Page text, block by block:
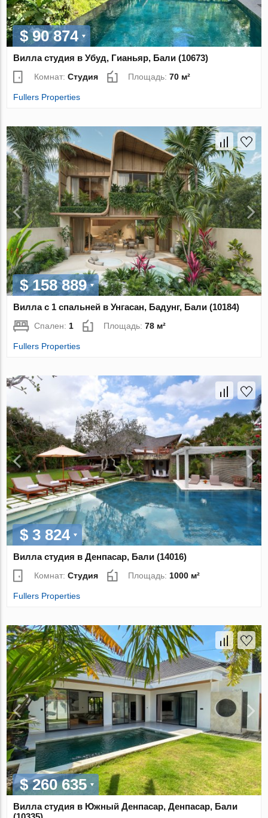
$ 90 874
Вилла студия в Убуд, Гианьяр, Бали (10673)
Комнат:Студия Площадь:70 м²
Fullers Properties
$ 158 889
Вилла с 1 спальней в Унгасан, Бадунг, Бали (10184)
Спален:1 Площадь:78 м²
Fullers Properties
$ 3 824
Вилла студия в Денпасар, Бали (14016)
Комнат:Студия Площадь: 1000 м²
Fullers Properties
$ 260 635
Вилла студия в Южный Денпасар, Денпасар, Бали